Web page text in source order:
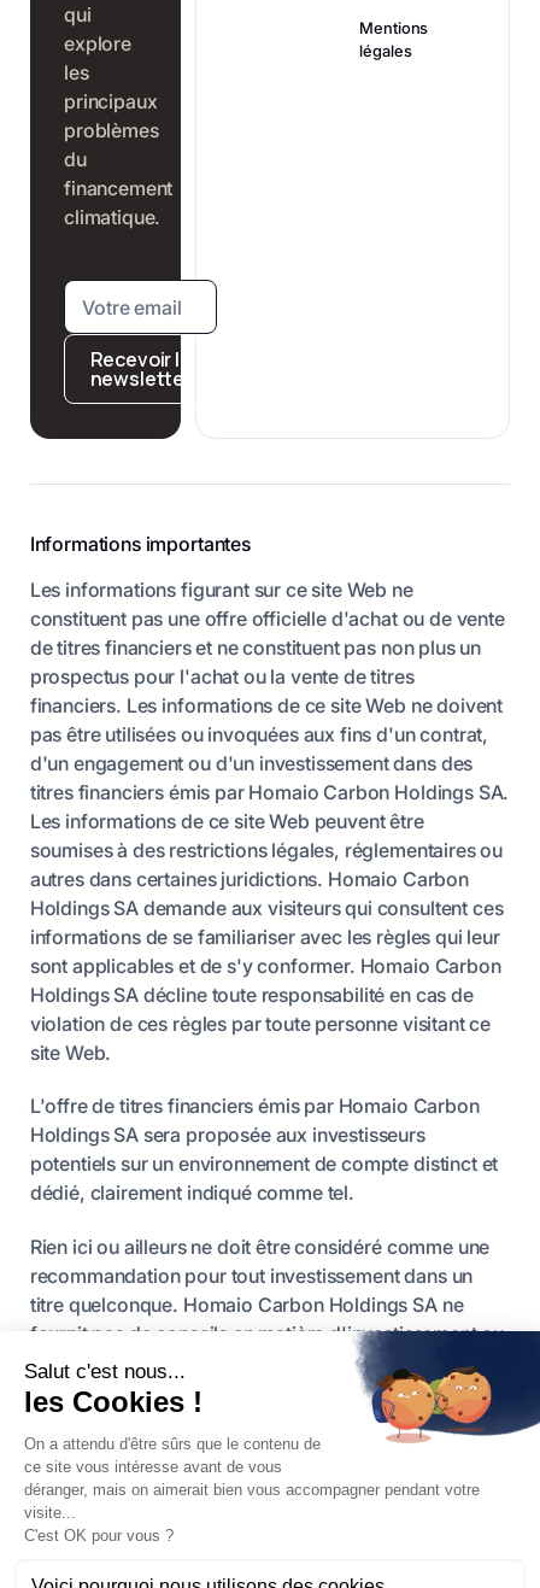
qui
explore
les
principaux
problèmes
du
financement
climatique.
Recevoir la
newsletter
Mentions
légales
Informations importantes
Les informations figurant sur ce site Web ne
constituent pas une offre officielle d'achat ou de vente
de titres financiers et ne constituent pas non plus un
prospectus pour l'achat ou la vente de titres
financiers. Les informations de ce site Web ne doivent
pas être utilisées ou invoquées aux fins d'un contrat,
d'un engagement ou d'un investissement dans des
titres financiers émis par Homaio Carbon Holdings SA.
Les informations de ce site Web peuvent être
soumises à des restrictions légales, réglementaires ou
autres dans certaines juridictions. Homaio Carbon
Holdings SA demande aux visiteurs qui consultent ces
informations de se familiariser avec les règles qui leur
sont applicables et de s'y conformer. Homaio Carbon
Holdings SA décline toute responsabilité en cas de
violation de ces règles par toute personne visitant ce
site Web.
L'offre de titres financiers émis par Homaio Carbon
Holdings SA sera proposée aux investisseurs
potentiels sur un environnement de compte distinct et
dédié, clairement indiqué comme tel.
Rien ici ou ailleurs ne doit être considéré comme une
recommandation pour tout investissement dans un
titre quelconque. Homaio Carbon Holdings SA ne
fournit pas de conseils en matière d'investissement ou
de financement.
Les performances financières historiques des EUA ne
sont pas indicatives des rendements futurs. Les
investisseurs potentiels sont priés d'évaluer
soigneusement les risques et incertitudes associés
avant de s'engager dans un investissement. Les